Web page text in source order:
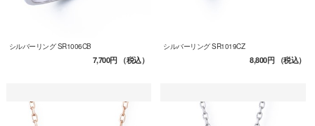
シルバーリング SR1006CB
7,700円（税込）
シルバーリング SR1019CZ
8,800円（税込）